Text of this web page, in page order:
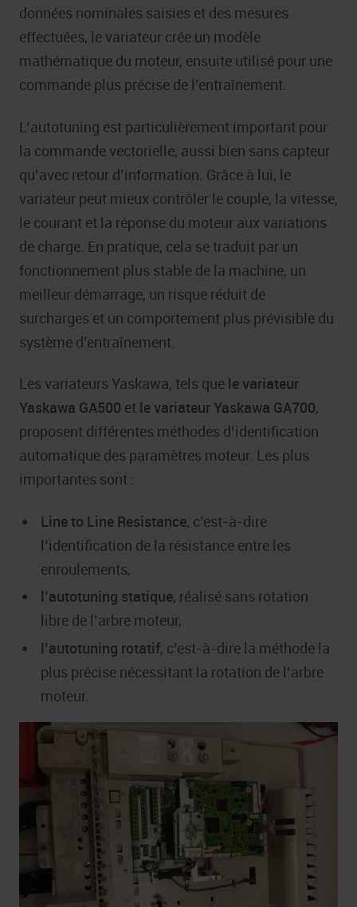
données nominales saisies et des mesures
effectuées, le variateur crée un modèle
mathématique du moteur, ensuite utilisé pour une
commande plus précise de l’entraînement.
L’autotuning est particulièrement important pour
la commande vectorielle, aussi bien sans capteur
qu’avec retour d’information. Grâce à lui, le
variateur peut mieux contrôler le couple, la vitesse,
le courant et la réponse du moteur aux variations
de charge. En pratique, cela se traduit par un
fonctionnement plus stable de la machine, un
meilleur démarrage, un risque réduit de
surcharges et un comportement plus prévisible du
système d’entraînement.
Les variateurs Yaskawa, tels que le variateur
Yaskawa GA500 et le variateur Yaskawa GA700,
proposent différentes méthodes d’identification
automatique des paramètres moteur. Les plus
importantes sont :
Line to Line Resistance, c’est-à-dire
l’identification de la résistance entre les
enroulements,
l’autotuning statique, réalisé sans rotation
libre de l’arbre moteur,
l’autotuning rotatif, c’est-à-dire la méthode la
plus précise nécessitant la rotation de l’arbre
moteur.